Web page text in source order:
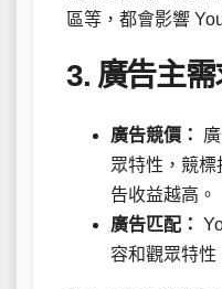
區等，都會影響
3. 廣告主需
廣告競價：
眾特性，競
告收益越高。
廣告匹配：
容和觀眾特性